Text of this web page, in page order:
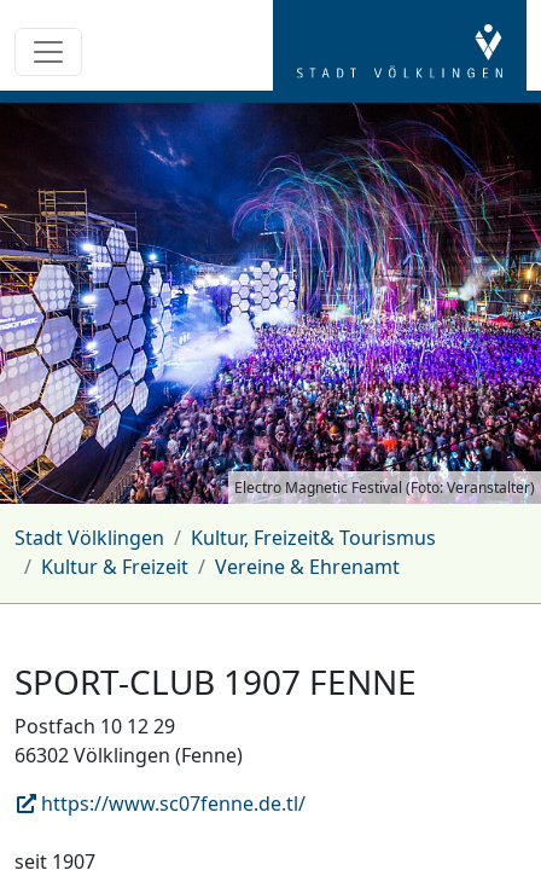
Electro Magnetic Festival (Foto: Veranstalter)
Stadt Völklingen
Kultur, Freizeit& Tourismus
Kultur & Freizeit
Vereine & Ehrenamt
SPORT-CLUB 1907 FENNE
Postfach 10 12 29
66302 Völklingen (Fenne)
https://www.sc07fenne.de.tl/
seit 1907